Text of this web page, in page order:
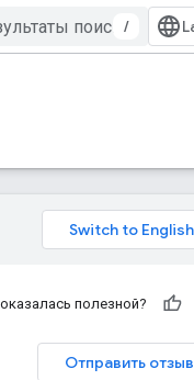
/
полезной?
Отправить отзыв